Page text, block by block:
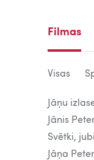
Filmas
Visas
Jāņu
Jānis
Svētki,
Jāņa